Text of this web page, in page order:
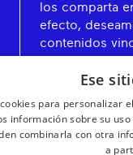
los comparta
efecto,
contenidos
Ese
para personalizar
información sobre su
combinarla con otra
a